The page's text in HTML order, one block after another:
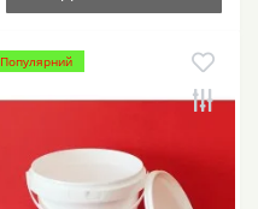
Популярний